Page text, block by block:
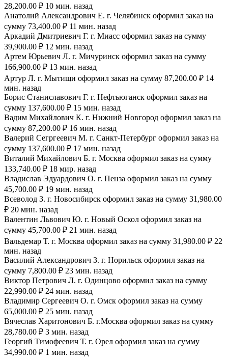
28,200.00 ₽ 10 мин. назад
Анатолий Александрович Е. г. Челябинск оформил заказ на
сумму 73,400.00 ₽ 11 мин. назад
Аркадий Дмитриевич Г. г. Миасс оформил заказ на сумму
39,900.00 ₽ 12 мин. назад
Артем Юрьевич Л. г. Мичуринск оформил заказ на сумму
166,900.00 ₽ 13 мин. назад
Артур Л. г. Мытищи оформил заказ на сумму 87,200.00 ₽ 14
мин. назад
Борис Станиславович Г. г. Нефтьюганск оформил заказ на
сумму 137,600.00 ₽ 15 мин. назад
Вадим Михайлович К. г. Нижний Новгород оформил заказ на
сумму 87,200.00 ₽ 16 мин. назад
Валерий Сегргеевич М. г. Санкт-Петербург оформил заказ на
сумму 137,600.00 ₽ 17 мин. назад
Виталий Михайлович Б. г. Москва оформил заказ на сумму
133,740.00 ₽ 18 мир. назад
Владислав Эдуардович О. г. Пенза оформил заказ на сумму
45,700.00 ₽ 19 мин. назад
Всеволод З. г. Новосибирск оформил заказ на сумму 31,980.00
₽ 20 мин. назад
Валентин Львович Ю. г. Новый Оскол оформил заказ на
сумму 45,700.00 ₽ 21 мин. назад
Вальдемар Т. г. Москва оформил заказ на сумму 31,980.00 ₽ 22
мин. назад
Василий Александрович З. г. Норильск оформил заказ на
сумму 7,800.00 ₽ 23 мин. назад
Виктор Петрович Л. г. Одинцово оформил заказ на сумму
22,990.00 ₽ 24 мин. назад
Владимир Сергеевич О. г. Омск оформил заказ на сумму
65,000.00 ₽ 25 мин. назад
Вячеслав Харитонович Б. г.Москва оформил заказ на сумму
28,780.00 ₽ 3 мин. назад
Георгий Тимофеевич Т. г. Орел оформил заказ на сумму
34,990.00 ₽ 1 мин. назад